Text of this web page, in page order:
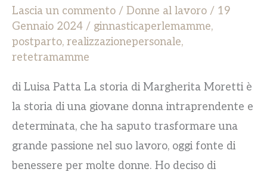
Lascia un commento / Donne al lavoro / 19
Gennaio 2024 / ginnasticaperlemamme,
postparto, realizzazionepersonale,
retetramamme
di Luisa Patta La storia di Margherita Moretti è
la storia di una giovane donna intraprendente e
determinata, che ha saputo trasformare una
grande passione nel suo lavoro, oggi fonte di
benessere per molte donne. Ho deciso di